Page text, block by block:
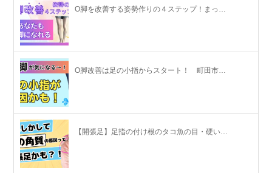
O脚を改善する姿勢作りの４ステップ！まっ…
O脚改善は足の小指からスタート！ 町田市…
【開張足】足指の付け根のタコ魚の目・硬い…